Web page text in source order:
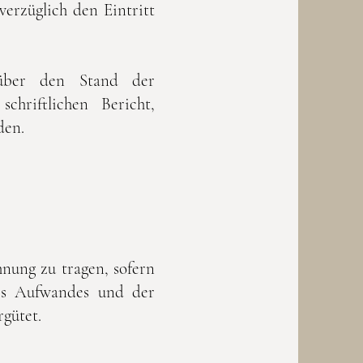
den Eintritt
den Stand der
Bericht,
zu tragen, sofern
Aufwandes und der